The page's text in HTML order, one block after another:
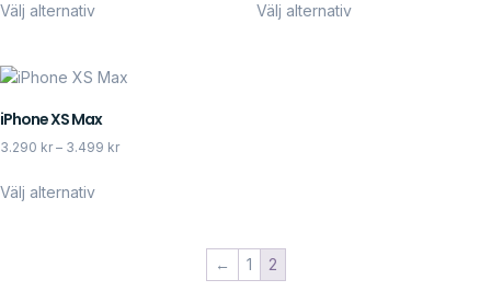
Välj alternativ Välj alternativ
iPhone XS Max
3.290 kr – 3.499 kr
Välj alternativ
← 1 2